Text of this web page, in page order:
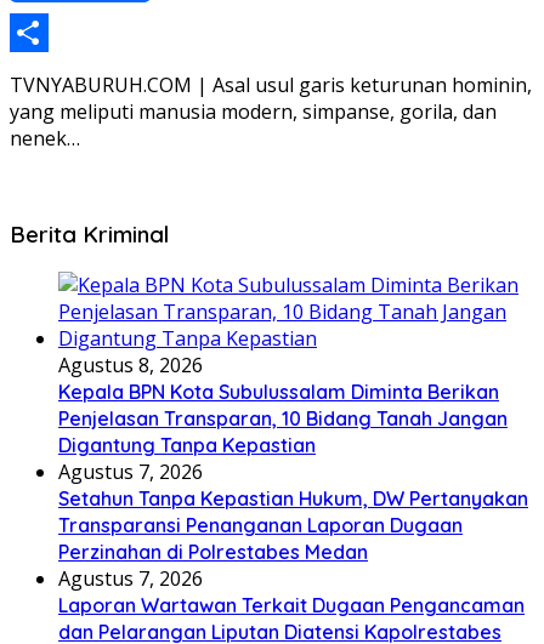
Share
TVNYABURUH.COM | Asal usul garis keturunan hominin,
yang meliputi manusia modern, simpanse, gorila, dan
nenek…
Berita Kriminal
Agustus 8, 2026
Kepala BPN Kota Subulussalam Diminta Berikan
Penjelasan Transparan, 10 Bidang Tanah Jangan
Digantung Tanpa Kepastian
Agustus 7, 2026
Setahun Tanpa Kepastian Hukum, DW Pertanyakan
Transparansi Penanganan Laporan Dugaan
Perzinahan di Polrestabes Medan
Agustus 7, 2026
Laporan Wartawan Terkait Dugaan Pengancaman
dan Pelarangan Liputan Diatensi Kapolrestabes